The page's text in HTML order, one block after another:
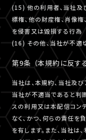
(15) 他の利用者、当社及
標権、他の財産権、肖像
を侵害又は毀損する行為
(16) その他、当社が不適
第9条 （本規約に反す
当社は、本規約、当社及
当社が不適当であると判
スの利用又は本配信コン
なく、かつ、何らの責任を
を有します。また、当社は